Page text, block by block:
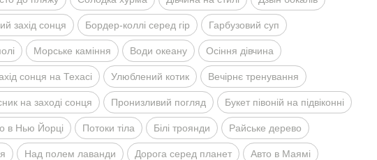
захiд сонця Бордер-коллi серед гiр Гарбузовий суп
Морське камiння Води океану Осiння дiвчина
сонця на Техасi Улюблений котик Вечiрнє тренування
на заходi сонця Пронизливий погляд Букет пiвонiй на пiдвiконнi
в Нью Йорцi Потоки тiла Бiлi троянди Райське дерево
Над полем лаванди Дорога серед планет Авто в Маямi